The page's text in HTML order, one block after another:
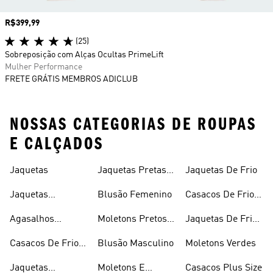
Preço
R$399,99
(25)
Sobreposição com Alças Ocultas PrimeLift
Mulher Performance
FRETE GRÁTIS MEMBROS ADICLUB
NOSSAS CATEGORIAS DE ROUPAS
E CALÇADOS
Jaquetas
Jaquetas
Agasalhos
Casacos De Frio
Jaquetas
Jaquetas Pretas
Blusão Femenino
Moletons Pretos
Blusão Masculino
Moletons E
Jaquetas De Frio
Casacos De Frio
Jaquetas De Frio
Moletons Verdes
Casacos Plus Size